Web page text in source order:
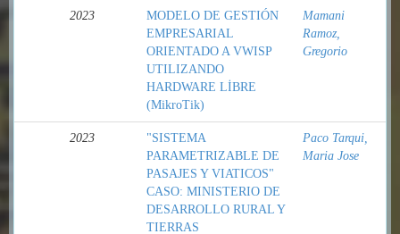
2023
MODELO DE GESTIÓN
EMPRESARIAL
ORIENTADO A VWISP
UTILIZANDO
HARDWARE LİBRE
(MikroTik)
Mamani
Ramoz,
Gregorio
2023
"SISTEMA
PARAMETRIZABLE DE
PASAJES Y VIATICOS"
CASO: MINISTERIO DE
DESARROLLO RURAL Y
TIERRAS
Paco Tarqui,
Maria Jose